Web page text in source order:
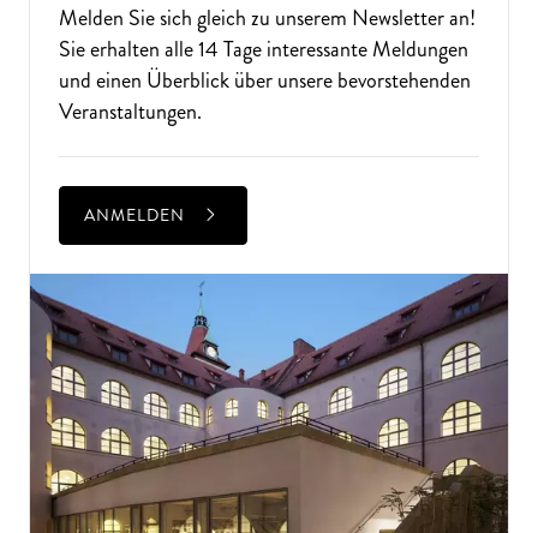
Melden Sie sich gleich zu unserem Newsletteran!
Sie erhalten alle 14 Tage interessante Meldungen
und einen Überblick über unsere bevorstehenden
Veranstaltungen.
ANMELDEN